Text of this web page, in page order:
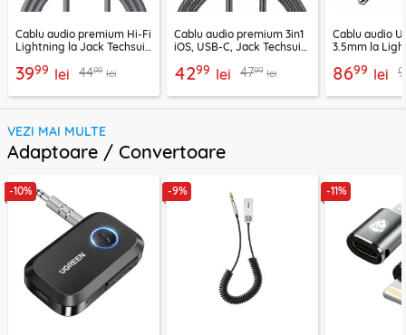
Cablu audio premium Hi-Fi
Lightning la Jack Techsuit
3999 lei 4499 lei
Cablu audio premium 3in1
iOS, USB-C, Jack Techsuit
4299 lei 4799 lei
Cablu audio
3.5mm la
negru, 70509
8699 lei
VEZI MAI MULTE
Adaptoare / Convertoare
-10% -9% -11%